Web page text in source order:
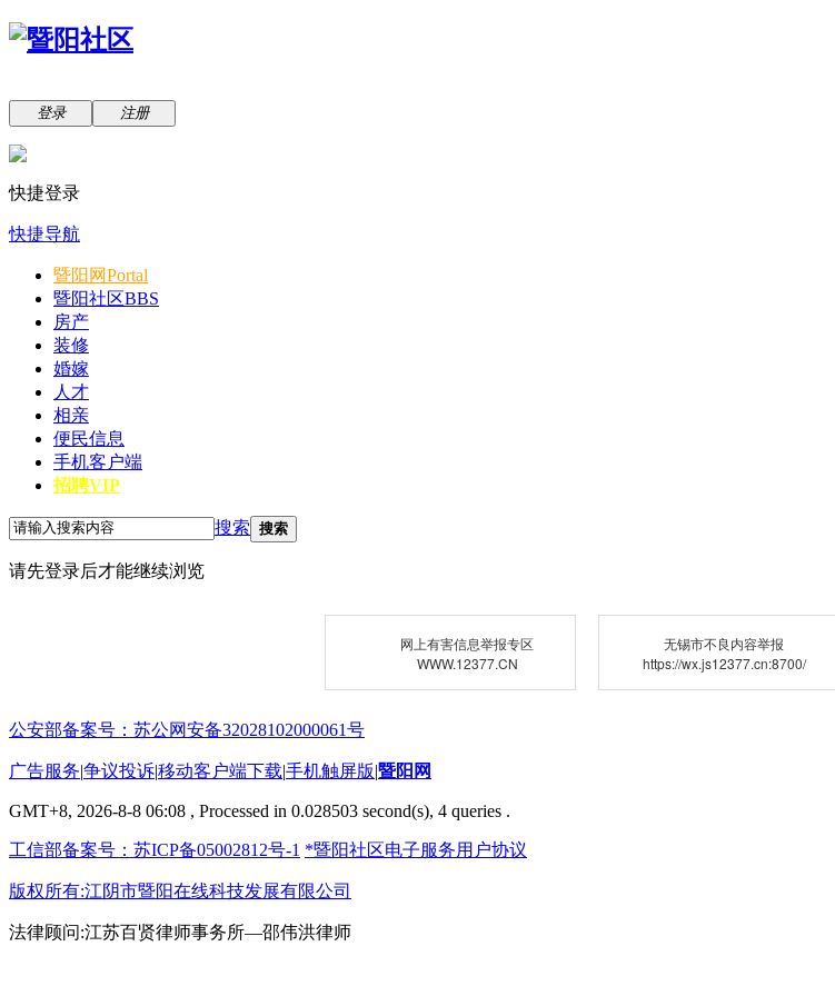
登录 注册
快捷登录
快捷导航
暨阳网Portal
暨阳社区BBS
房产
装修
婚嫁
人才
相亲
便民信息
手机客户端
招聘VIP
搜索 搜索
请先登录后才能继续浏览
网上有害信息举报专区
WWW.12377.CN
无锡市不良内容举报
https://wx.js12377.cn:8700/
公安部备案号：苏公网安备32028102000061号
广告服务|争议投诉|移动客户端下载|手机触屏版|暨阳网
GMT+8, 2026-8-8 06:08 , Processed in 0.028503 second(s), 4 queries .
工信部备案号：苏ICP备05002812号-1 *暨阳社区电子服务用户协议
版权所有:江阴市暨阳在线科技发展有限公司
法律顾问:江苏百贤律师事务所—邵伟洪律师